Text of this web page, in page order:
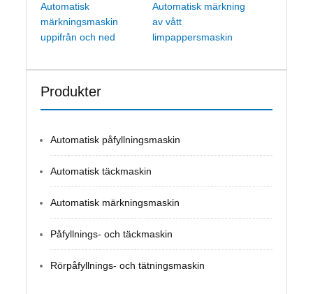
Automatisk
märkningsmaskin
uppifrån och ned
Automatisk märkning
av vått
limpappersmaskin
Produkter
Automatisk påfyllningsmaskin
Automatisk täckmaskin
Automatisk märkningsmaskin
Påfyllnings- och täckmaskin
Rörpåfyllnings- och tätningsmaskin